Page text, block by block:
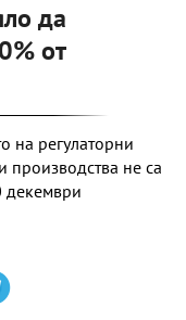
да
от
на регулаторни
производства не са
декември